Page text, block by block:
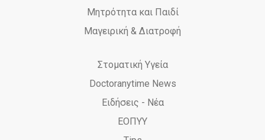
Μητρότητα και Παιδί
Μαγειρική & Διατροφή
Στοματική Υγεία
Doctoranytime News
Ειδήσεις - Νέα
ΕΟΠΥΥ